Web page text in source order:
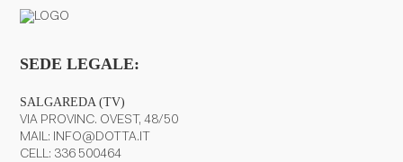
SEDE LEGALE:
SALGAREDA (TV)
VIA PROVINC. OVEST, 48/50
MAIL: INFO@DOTTA.IT
CELL: 336 500464